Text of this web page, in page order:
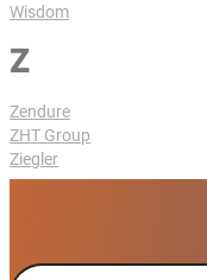
Wisdom
Z
Zendure
ZHT Group
Ziegler